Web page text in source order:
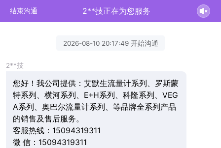
结束沟通 2**技正在为您服务
2026-08-10 20:17:49 开始沟通
2**技
您好！我公司提供：艾默生流量计系列、罗斯蒙
特系列、横河系列、E+H系列、科隆系列、VEG
A系列、奥巴尔流量计系列、等品牌全系列产品
的销售及售后服务。
客服热线：15094319311
微 信：15094319311